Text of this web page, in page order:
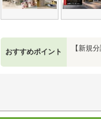
おすすめポイント 【新規